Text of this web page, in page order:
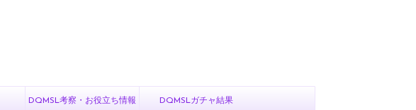
DQMSL考察・お役立ち情報 DQMSLガチャ結果